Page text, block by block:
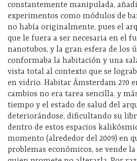
constantemente manipulada,
experimentos como módulos de
no había originalmente, pues el
que le fuera a ser necesaria en el
nanotubos, y la gran esfera de los
conformaba la habitación y una
vista total al contexto que se
en vidrio. Habitar Ámsterdam 270
cambios no era tarea sencilla, y
tiempo y el estado de salud del
deteriorándose, dificultando su
dentro de estos espacios
momento (alrededor del 2009) en
problemas económicos, se vende la